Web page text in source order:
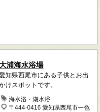
大浦海水浴場
知県西尾市にある子供とお出
けスポットです。
海水浴・湖水浴
〒444-0416 愛知県西尾市一色